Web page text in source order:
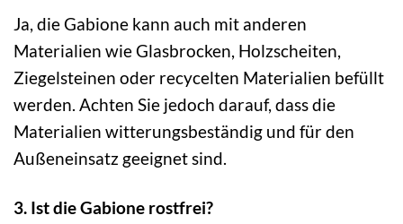
Ja, die Gabione kann auch mit anderen
Materialien wie Glasbrocken, Holzscheiten,
Ziegelsteinen oder recycelten Materialien befüllt
werden. Achten Sie jedoch darauf, dass die
Materialien witterungsbeständig und für den
Außeneinsatz geeignet sind.
3. Ist die Gabione rostfrei?